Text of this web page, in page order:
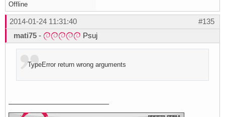
Offline
#135
2014-01-24 11:31:40
mati75 - Psuj
TypeError return wrong arguments